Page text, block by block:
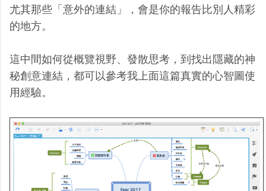
尤其那些「意外的連結」，會是你的報告比別人精彩
的地方。
這中間如何從概覽視野、發散思考，到找出隱藏的神
秘創意連結，都可以參考我上面這篇真實的心智圖使
用經驗。